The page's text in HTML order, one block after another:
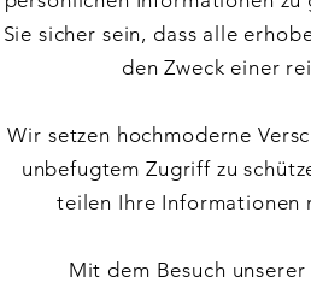
Sie sicher sein, dass alle
den Zweck einer
Wir setzen hochmoderne
unbefugtem Zugriff zu
teilen Ihre Informationen
Mit dem Besuch